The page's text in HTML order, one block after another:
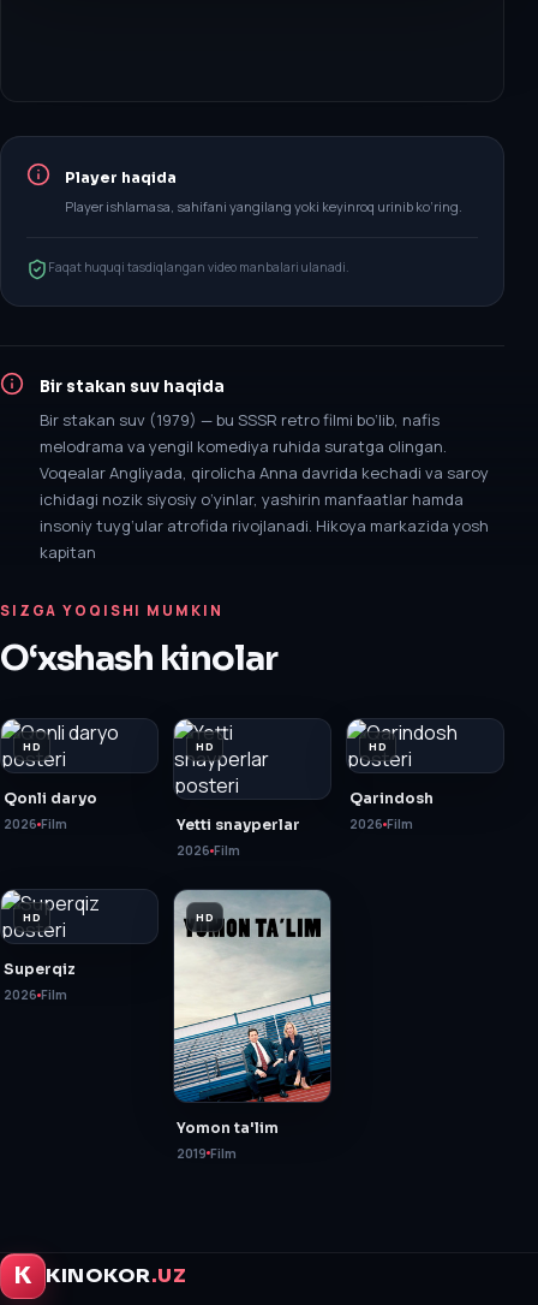
Player haqida
Player ishlamasa, sahifani yangilang yoki keyinroq urinib ko‘ring.
Faqat huquqi tasdiqlangan video manbalari ulanadi.
Bir stakan suv haqida
Bir stakan suv (1979) — bu SSSR retro filmi bo‘lib, nafis
melodrama va yengil komediya ruhida suratga olingan.
Voqealar Angliyada, qirolicha Anna davrida kechadi va saroy
ichidagi nozik siyosiy o‘yinlar, yashirin manfaatlar hamda
insoniy tuyg‘ular atrofida rivojlanadi. Hikoya markazida yosh
kapitan
SIZGA YOQISHI MUMKIN
O‘xshash kinolar
HD
Qonli daryo
2026 Film
HD
Yetti snayperlar
2026 Film
HD
Qarindosh
2026 Film
HD
Superqiz
2026 Film
HD
Yomon ta'lim
2019 Film
K KINOKOR.UZ